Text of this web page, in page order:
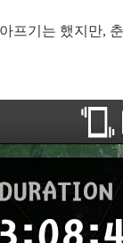
프기는 했지만,